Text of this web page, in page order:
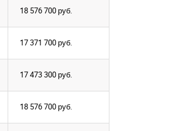
18 576 700руб.
17 371 700руб.
17 473 300руб.
18 576 700руб.